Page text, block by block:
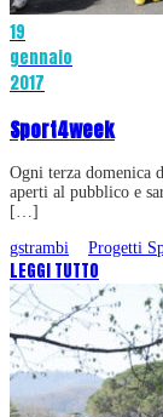
19
gennaio
2017
Sport4week
Ogni terza domenica
aperti al pubblico e
[…]
gstrambi
Progetti
LEGGI TUTTO